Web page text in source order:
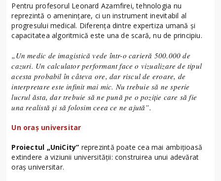
Pentru profesorul Leonard Azamfirei, tehnologia nu
reprezintă o amenințare, ci un instrument inevitabil al
progresului medical. Diferența dintre expertiza umană și
capacitatea algoritmică este una de scară, nu de principiu.
„Un medic de imagistică vede într-o carieră 500.000 de
cazuri. Un calculator performant face o vizualizare de tipul
acesta probabil în câteva ore, dar riscul de eroare, de
interpretare este infinit mai mic. Nu trebuie să ne sperie
lucrul ăsta, dar trebuie să ne pună pe o poziție care să fie
una realistă și să folosim ceea ce ne ajută”.
Un oraș universitar
Proiectul „UniCity” reprezintă poate cea mai ambițioasă
extindere a viziunii universității: construirea unui adevărat
oraș universitar.